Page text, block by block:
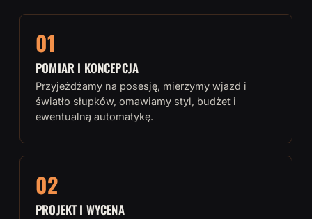
01
POMIAR I KONCEPCJA
Przyjeżdżamy na posesję, mierzymy wjazd i
światło słupków, omawiamy styl, budżet i
ewentualną automatykę.
02
PROJEKT I WYCENA